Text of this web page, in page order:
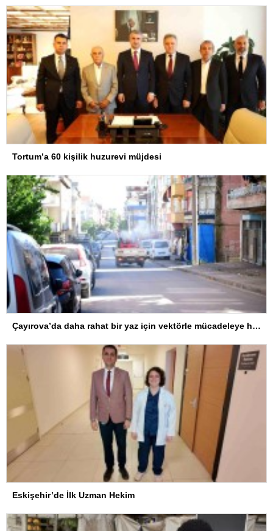
Tortum’a 60 kişilik huzurevi müjdesi
Çayırova’da daha rahat bir yaz için vektörle mücadeleye hız verildi
Eskişehir’de İlk Uzman Hekim